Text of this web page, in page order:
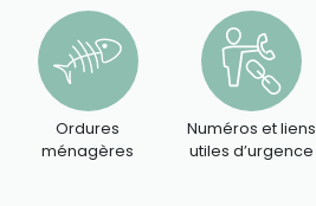
Ordures
ménagères
Numéros et liens
utiles d’urgence